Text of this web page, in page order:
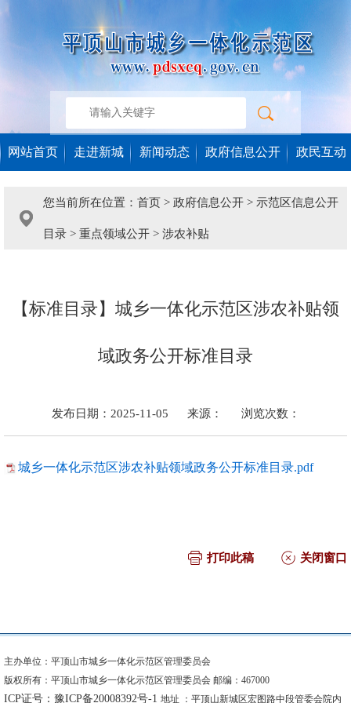
网站首页 走进新城 新闻动态 政府信息公开 政民互动
您当前所在位置： 首页 > 政府信息公开 > 示范区信息公开
目录 > 重点领域公开 > 涉农补贴
【标准目录】城乡一体化示范区涉农补贴领
域政务公开标准目录
发布日期：2025-11-05 来源： 浏览次数：
城乡一体化示范区涉农补贴领域政务公开标准目录.pdf
打印此稿 关闭窗口
主办单位：平顶山市城乡一体化示范区管理委员会
版权所有：平顶山市城乡一体化示范区管理委员会 邮编：467000
ICP证号：豫ICP备20008392号-1 地址 ：平顶山新城区宏图路中段管委会院内